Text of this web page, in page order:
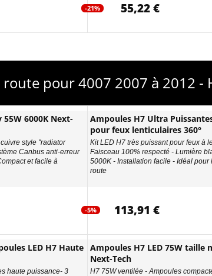
-21% 55,22 €
route pour 4007 2007 à 2012 -
55W 6000K Next-
style "radiator
Canbus anti-erreur
et facile à
Ampoules H7 Ultra
pour feux lenticulaires 360°
Kit LED H7 très puissant pour feux à
Faisceau 100% respecté - Lumière
5000K - Installation facile - Idéal pour
route
-5% 113,91 €
LED H7 Haute
haute puissance- 3
Ampoules H7 LED 75W taille
Next-Tech
H7 75W ventilée - Ampoules